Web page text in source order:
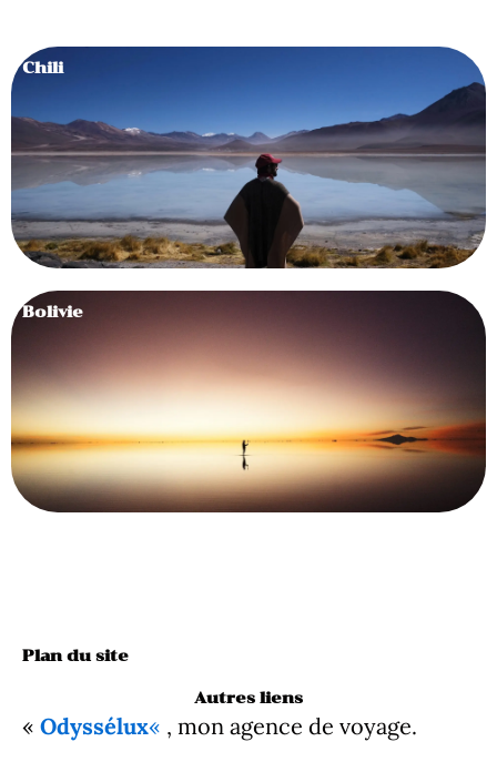
Chili
Bolivie
Plan du site
Autres liens
« Odyssélux« , mon agence de voyage.